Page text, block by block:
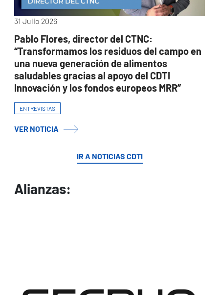
31 Julio 2026
Pablo Flores, director del CTNC:
“Transformamos los residuos del campo en
una nueva generación de alimentos
saludables gracias al apoyo del CDTI
Innovación y los fondos europeos MRR”
ENTREVISTAS
VER NOTICIA
IR A NOTICIAS CDTI
Alianzas: